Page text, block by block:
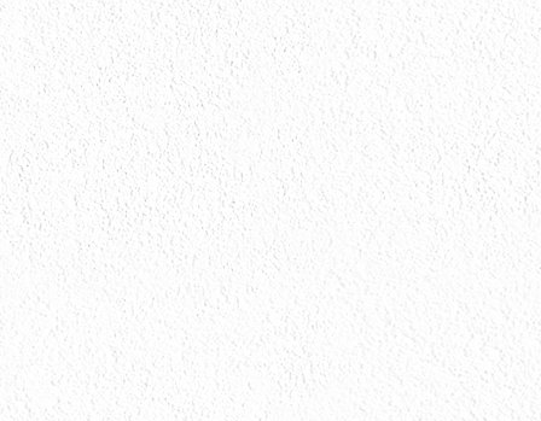
アパート・マンション塗装
キッチン工事
トイレ工事
フェンス工事
ベランダ交換
付帯工事
光触媒
内装工事
外壁塗装
外構塗装
大工工事
屋根カバー工事
屋根工事
床材塗装
店舗・工場塗装
木部塗装
板金工事